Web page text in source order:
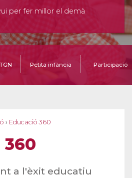
per fer millor el demà
Petita infància Participació
› Educació 360
360
a l'èxit educatiu